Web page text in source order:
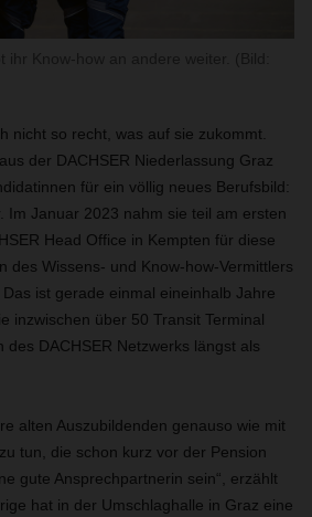
nicht so recht, was auf sie zukommt.
der DACHSER Niederlassung Graz
für ein völlig neues Berufsbild:
Im Januar 2023 nahm sie teil am ersten
Head Office in Kempten für diese
des Wissens- und Know-how-Vermittlers
ist gerade einmal eineinhalb Jahre
inzwischen über 50 Transit Terminal
des DACHSER Netzwerks längst als
alten Auszubildenden genauso wie mit
tun, die schon kurz vor der Pension
gute Ansprechpartnerin sein“, erzählt
hat in der Umschlaghalle in Graz eine